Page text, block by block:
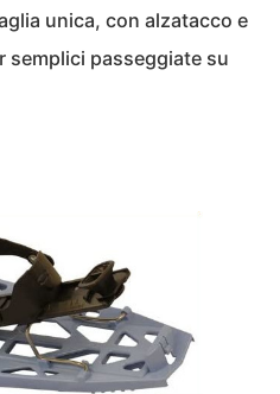
unica, con alzatacco e
semplici passeggiate su